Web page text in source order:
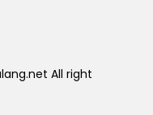
All right